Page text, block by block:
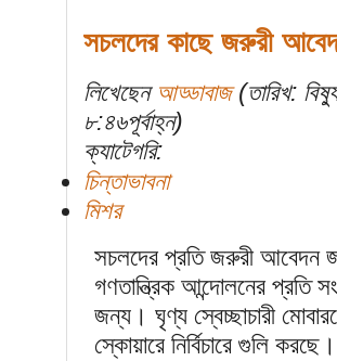
সচলদের কাছে জরুরী
লিখেছেন আড্ডাবাজ(তারিখ:
৮:৪৬পূর্বাহ্ন)
ক্যাটেগরি:
চিন্তাভাবনা
মিশর
সচলদের প্রতি জরুরী আবেদন
গণতান্ত্রিক আন্দোলনের প্রতি
জন্য। ঘৃণ্য স্বেচ্ছাচারী
স্কোয়ারে নির্বিচারে গুলি